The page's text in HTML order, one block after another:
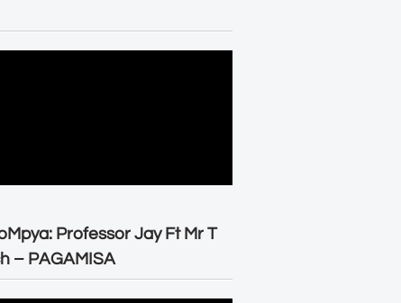
Professor Jay Ft Mr T
– PAGAMISA